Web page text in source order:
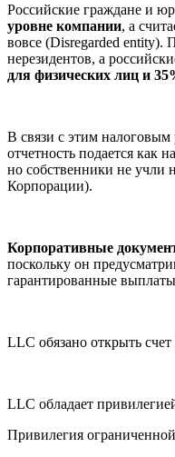
Российские граждане и
уровне компании, а
вовсе (Disregarded entity).
нерезидентов, а
для физических лиц и
В связи с этим
отчетность подается как
но собственники не учли
Корпорации).
Корпоративные
поскольку он
гарантированные
LLC обязано открыть счет
LLC обладает
Привилегия